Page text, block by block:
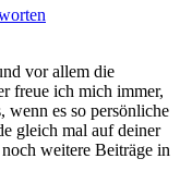
vor allem die
freue ich mich immer,
wenn es so persönliche
gleich mal auf deiner
weitere Beiträge in